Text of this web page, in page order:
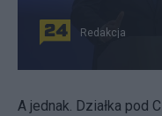
Redakcja
A jednak. Działka pod